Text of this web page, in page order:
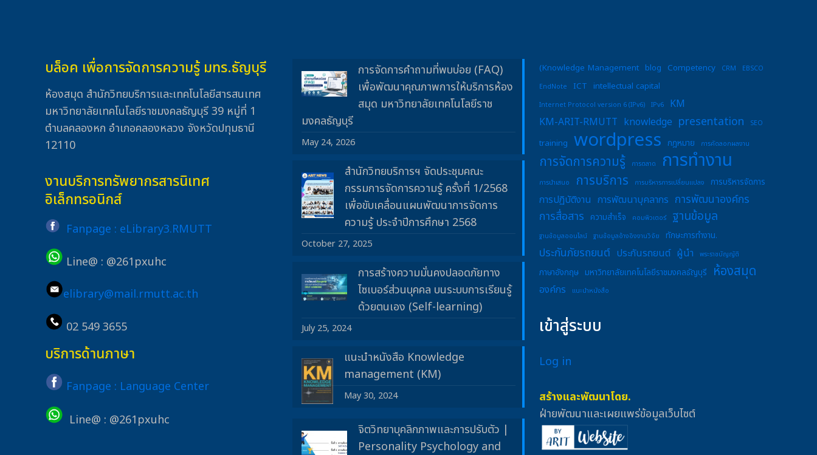
บล็อค เพื่อการจัดการความรู้ มทร.ธัญบุรี
ห้องสมุด สำนักวิทยบริการและเทคโนโลยีสารสนเทศ
มหาวิทยาลัยเทคโนโลยีราชมงคลธัญบุรี 39 หมู่ที่ 1
ตำบลคลองหก อำเภอคลองหลวง จังหวัดปทุมธานี
12110
งานบริการทรัพยากรสารนิเทศ
อิเล็กทรอนิกส์
Fanpage : eLibrary3.RMUTT
Line@ : @261pxuhc
elibrary@mail.rmutt.ac.th
02 549 3655
บริการด้านภาษา
Fanpage : Language Center
Line@ : @261pxuhc
การจัดการคำถามที่พบบ่อย (FAQ)
เพื่อพัฒนาคุณภาพการให้บริการห้อง
สมุด มหาวิทยาลัยเทคโนโลยีราช
มงคลธัญบุรี
May 24, 2026
สำนักวิทยบริการฯ จัดประชุมคณะ
กรรมการจัดการความรู้ ครั้งที่ 1/2568
เพื่อขับเคลื่อนแผนพัฒนาการจัดการ
ความรู้ ประจำปีการศึกษา 2568
October 27, 2025
การสร้างความมั่นคงปลอดภัยทาง
ไซเบอร์ส่วนบุคคล บนระบบการเรียนรู้
ด้วยตนเอง (Self-learning)
July 25, 2024
แนะนำหนังสือ Knowledge
management (KM)
May 30, 2024
จิตวิทยาบุคลิกภาพและการปรับตัว |
Personality Psychology and
(Knowledge Management blog Competency CRM
EBSCO
EndNote
ICT intellectual capital
Internet Protocol version 6 (IPv6) IPv6
KM
KM-ARIT-RMUTT knowledge presentation SEO
training wordpress กฎหมาย การคัดลอกผลงาน
การจัดการความรู้ การตลาด การทำงาน
การนำเสนอ การบริการ การบริหารการเปลี่ยนแปลง การบริหารจัดการ
การปฏิบัติงาน การพัฒนาบุคลากร การพัฒนาองค์กร
การสื่อสาร ความสำเร็จ คอมพิวเตอร์ ฐานข้อมูล
ฐานข้อมูลออนไลน์ ฐานข้อมูลอ้างอิงงานวิจัย ทักษะการทำงาน.
ประกันภัยรถยนต์ ประกันรถยนต์ ผู้นำ พระราชบัญญัติ
ภาษาอังกฤษ มหาวิทยาลัยเทคโนโลยีราชมงคลธัญบุรี ห้องสมุด
องค์กร แนะนำหนังสือ
เข้าสู่ระบบ
Log in
สร้างและพัฒนาโดย.
ฝ่ายพัฒนาและเผยแพร่ข้อมูลเว็บไซต์